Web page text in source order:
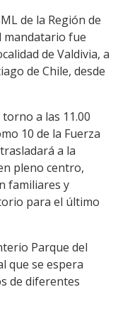
de la Región de
mandatario fue
de Valdivia, a
de Chile, desde
a las 11.00
10 de la Fuerza
a la
pleno centro,
familiares y
para el último
Parque del
que se espera
de diferentes